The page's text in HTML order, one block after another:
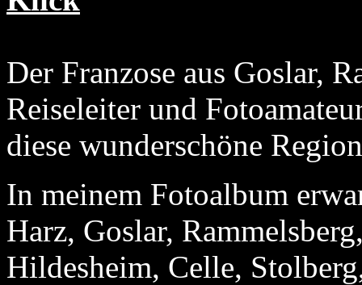
Der Franzose aus Goslar,
Reiseleiter und
diese wunderschöne
In meinem Fotoalbum
Harz, Goslar,
Hildesheim, Celle,